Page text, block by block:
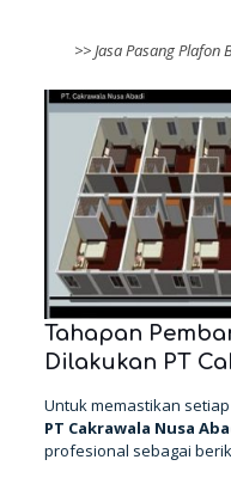
>>Jasa Pasang Plafon
Tahapan
Dilakukan PT
Untuk memastikan
PT Cakrawala Nusa
profesional sebagai